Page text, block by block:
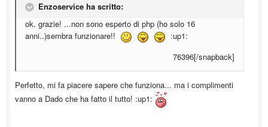
Enzoservice ha scritto:
ok. grazie! ...non sono esperto di php (ho solo 16
anni..)sembra funzionare!!
:up1:
76396[/snapback]
Perfetto, mi fa piacere sapere che funziona... ma i complimenti
vanno a Dado che ha fatto il tutto! :up1: